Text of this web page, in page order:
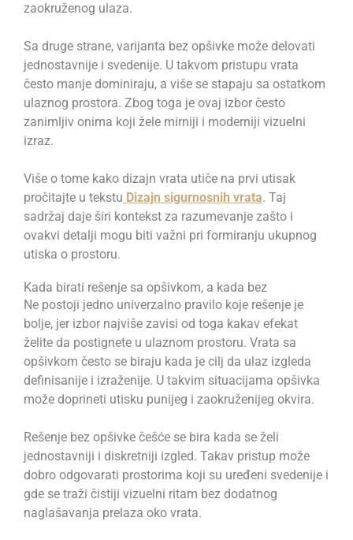
zaokruženog ulaza.
Sa druge strane, varijanta bez opšivke može delovati
jednostavnije i svedenije. U takvom pristupu vrata
često manje dominiraju, a više se stapaju sa ostatkom
ulaznog prostora. Zbog toga je ovaj izbor često
zanimljiv onima koji žele mirniji i moderniji vizuelni
izraz.
Više o tome kako dizajn vrata utiče na prvi utisak
pročitajte u tekstu Dizajn sigurnosnih vrata. Taj
sadržaj daje širi kontekst za razumevanje zašto i
ovakvi detalji mogu biti važni pri formiranju ukupnog
utiska o prostoru.
Kada birati rešenje sa opšivkom, a kada bez
Ne postoji jedno univerzalno pravilo koje rešenje je
bolje, jer izbor najviše zavisi od toga kakav efekat
želite da postignete u ulaznom prostoru. Vrata sa
opšivkom često se biraju kada je cilj da ulaz izgleda
definisanije i izraženije. U takvim situacijama opšivka
može doprineti utisku punijeg i zaokruženijeg okvira.
Rešenje bez opšivke češće se bira kada se želi
jednostavniji i diskretniji izgled. Takav pristup može
dobro odgovarati prostorima koji su uređeni svedenije i
gde se traži čistiji vizuelni ritam bez dodatnog
naglašavanja prelaza oko vrata.